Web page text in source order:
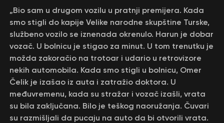
„Bio sam u drugom vozilu u pratnji premijera. Kada
smo stigli do kapije Velike narodne skupštine Turske,
službeno vozilo se iznenada okrenulo. Harun je dobar
vozač. U bolnicu je stigao za minut. U tom trenutku je
možda zakoračio na trotoar i udario u retrovizore
nekih automobila. Kada smo stigli u bolnicu, Omer
Čelik je izašao iz auta i zatražio doktora. U
međuvremenu, kada su stražar i vozač izašli, vrata
su bila zaključana. Bilo je teškog naoružanja. Čuvari
su razmišljali da pucaju na auto da bi otvorili vrata.